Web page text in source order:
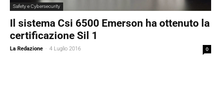
Safety e Cybersecurity
Il sistema Csi 6500 Emerson ha ottenuto la
certificazione Sil 1
La Redazione - 4 Luglio 2016 0